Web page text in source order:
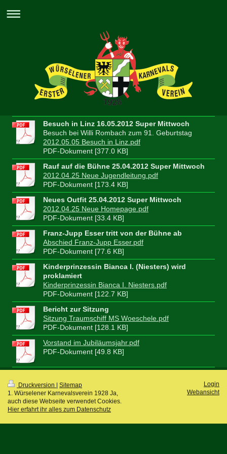
Besuch in Linz 16.05.2012 Super Mittwoch
Besuch bei Willi Rombach zum 91. Geburtstag
2012.05.05 Besuch in Linz.pdf
PDF-Dokument [377.0 KB]
Rauf auf die Bühne 25.04.2012 Super Mittwoch
2012.04.25 Neue Jugendleitung.pdf
PDF-Dokument [173.4 KB]
Neues Outfit 25.04.2012 Super Mittwoch
2012.04.25 Neue Homepage.pdf
PDF-Dokument [33.4 KB]
Franz-Jupp Esser tritt von der Bühne ab
Abschied Franz-Jupp Esser.pdf
PDF-Dokument [77.6 KB]
Kinderprinzessin Bianca I. (Niesters) wird
proklamiert
Kinderprinzessin Bianca I. Niesters.pdf
PDF-Dokument [122.7 KB]
Bericht zur Sitzung
Sitzung Traumschiff MS Woeschele.pdf
PDF-Dokument [128.1 KB]
Vorstand im Jubiläumsjahr.pdf
PDF-Dokument [49.8 KB]
Druckversion
Sitemap
1. Würselener Karnevalsverein 1928 Ja,
auch diese Webseite verwendet Cookies.
Hier erfahrt ihr alles zum Datenschutz
Login
Webansicht